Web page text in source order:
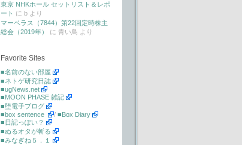
東京 NHKホール セットリスト＆レポ
ート に b より
マーベラス（7844）第22回定時株主
総会（2019年）
に 青い鳥 より
Favorite Sites
■名前のない部屋
■ネトゲ研究日誌
■ugNews.net
■MOON PHASE 雑記
■堕電子ブログ
■box sentence
/ ■Box Diary
■日記っぽい？
■ぬるオタが斬る
■みなぎね５．１